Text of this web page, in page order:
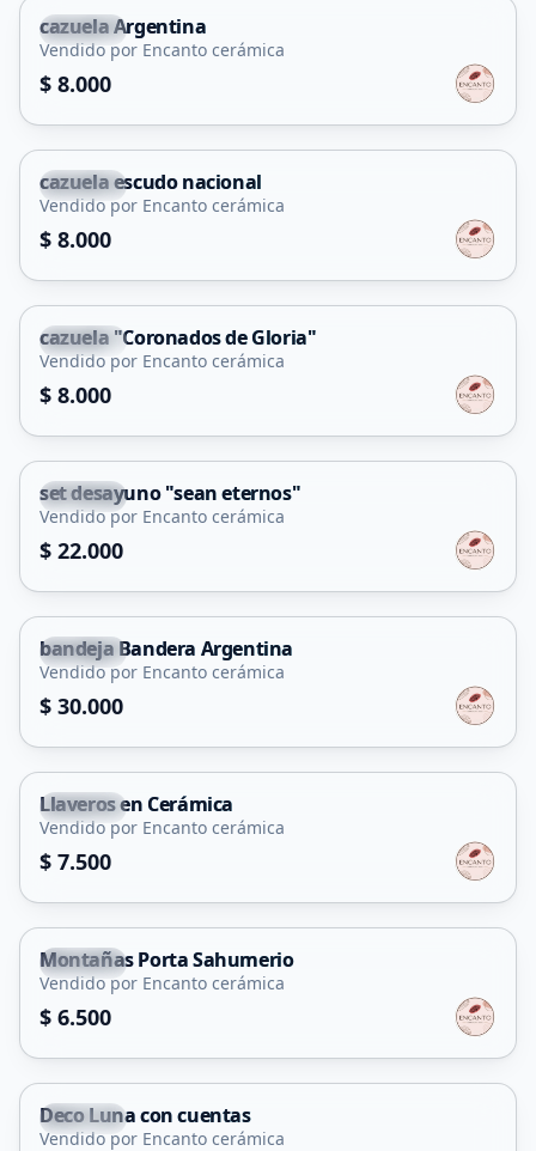
Merlo
cazuela Argentina
Vendido por Encanto cerámica
$ 8.000
Merlo
cazuela escudo nacional
Vendido por Encanto cerámica
$ 8.000
Merlo
cazuela "Coronados de Gloria"
Vendido por Encanto cerámica
$ 8.000
Merlo
set desayuno "sean eternos"
Vendido por Encanto cerámica
$ 22.000
Merlo
bandeja Bandera Argentina
Vendido por Encanto cerámica
$ 30.000
Merlo
Llaveros en Cerámica
Vendido por Encanto cerámica
$ 7.500
Merlo
Montañas Porta Sahumerio
Vendido por Encanto cerámica
$ 6.500
Merlo
Deco Luna con cuentas
Vendido por Encanto cerámica